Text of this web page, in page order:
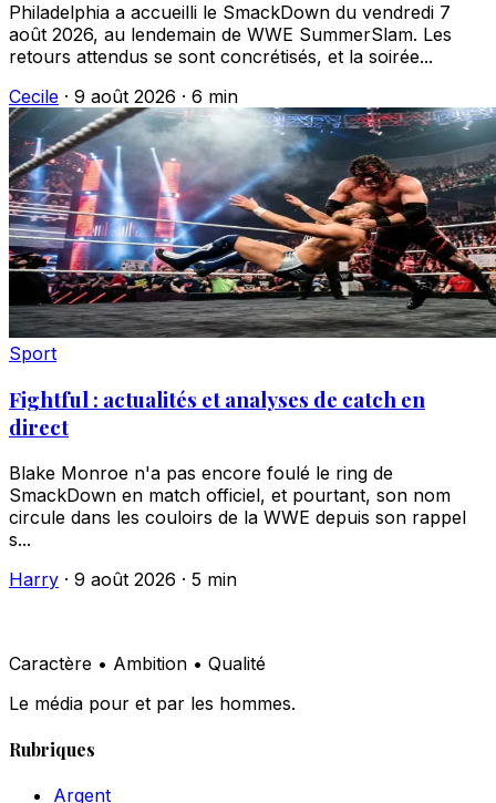
Philadelphia a accueilli le SmackDown du vendredi 7
août 2026, au lendemain de WWE SummerSlam. Les
retours attendus se sont concrétisés, et la soirée...
Cecile · 9 août 2026 · 6 min
Sport
Fightful : actualités et analyses de catch en
direct
Blake Monroe n'a pas encore foulé le ring de
SmackDown en match officiel, et pourtant, son nom
circule dans les couloirs de la WWE depuis son rappel
s...
Harry · 9 août 2026 · 5 min
Caractère • Ambition • Qualité
Le média pour et par les hommes.
Rubriques
Argent